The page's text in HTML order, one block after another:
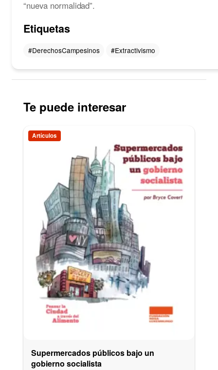
“nueva normalidad”.
Etiquetas
#DerechosCampesinos #Extractivismo
Te puede interesar
Artículos
Supermercados públicos bajo un
gobierno socialista